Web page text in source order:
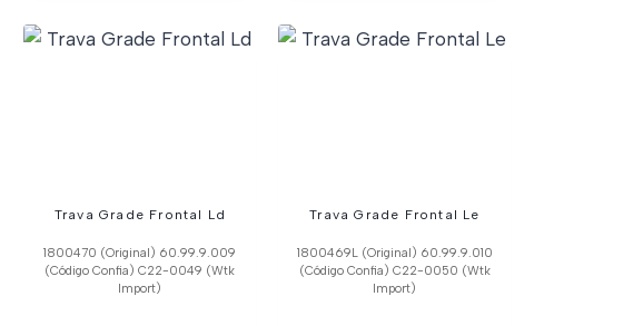
Trava Grade Frontal Ld
1800470 (Original) 60.99.9.009
(Código Confia) C22-0049 (Wtk
Import)
Trava Grade Frontal Le
1800469L (Original) 60.99.9.010
(Código Confia) C22-0050 (Wtk
Import)